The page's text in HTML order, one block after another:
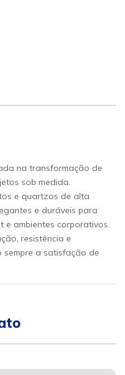
na transformação de
sob medida.
e quartzos de alta
e duráveis para
e ambientes corporativos.
resistência e
sempre a satisfação de